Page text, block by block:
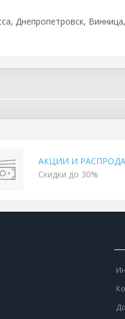
Днепропетровск,
АКЦИИ И
Скидки до 30%